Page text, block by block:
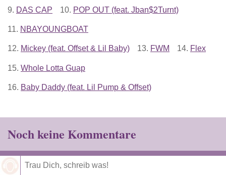
9. DAS CAP 10. POP OUT (feat. Jban$2Turnt)
11. NBAYOUNGBOAT
12. Mickey (feat. Offset & Lil Baby) 13. FWM 14. Flex
15. Whole Lotta Guap
16. Baby Daddy (feat. Lil Pump & Offset)
Noch keine Kommentare